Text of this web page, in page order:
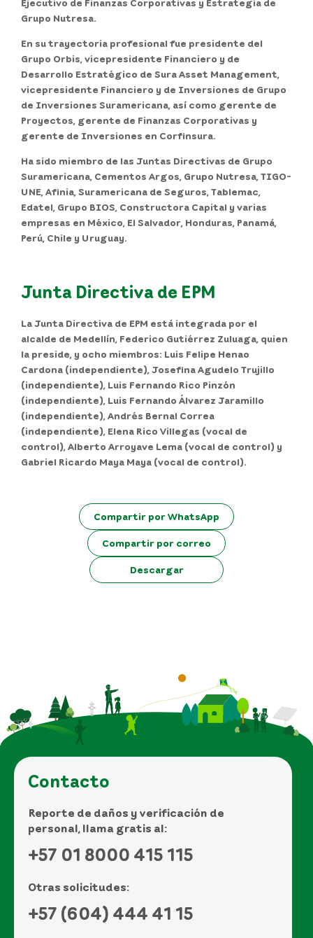
Grupo Nutresa.
En su trayectoria profesional fue presidente del
Grupo Orbis, vicepresidente Financiero y de
Desarrollo Estratégico de Sura Asset Management,
vicepresidente Financiero y de Inversiones de Grupo
de Inversiones Suramericana, así como gerente de
Proyectos, gerente de Finanzas Corporativas y
gerente de Inversiones en Corfinsura.
Ha sido miembro de las Juntas Directivas de Grupo
Suramericana, Cementos Argos, Grupo Nutresa, TIGO-
UNE, Afinia, Suramericana de Seguros, Tablemac,
Edatel, Grupo BIOS, Constructora Capital y varias
empresas en México, El Salvador, Honduras, Panamá,
Perú, Chile y Uruguay.
Junta Directiva de EPM
La Junta Directiva de EPM está integrada por el
alcalde de Medellín, Federico Gutiérrez Zuluaga, quien
la preside, y ocho miembros: Luis Felipe Henao
Cardona (independiente), Josefina Agudelo Trujillo
(independiente), Luis Fernando Rico Pinzón
(independiente), Luis Fernando Álvarez Jaramillo
(independiente), Andrés Bernal Correa
(independiente), Elena Rico Villegas (vocal de
control), Alberto Arroyave Lema (vocal de control) y
Gabriel Ricardo Maya Maya (vocal de control).
Compartir por WhatsApp
Compartir por correo
Descargar
Contacto
Reporte de daños y verificación de
personal, llama gratis al:
+57 01 8000 415 115
Otras solicitudes:
+57 (604) 444 41 15